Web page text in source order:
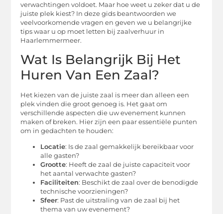
verwachtingen voldoet. Maar hoe weet u zeker dat u de
juiste plek kiest? In deze gids beantwoorden we
veelvoorkomende vragen en geven we u belangrijke
tips waar u op moet letten bij zaalverhuur in
Haarlemmermeer.
Wat Is Belangrijk Bij Het
Huren Van Een Zaal?
Het kiezen van de juiste zaal is meer dan alleen een
plek vinden die groot genoeg is. Het gaat om
verschillende aspecten die uw evenement kunnen
maken of breken. Hier zijn een paar essentiële punten
om in gedachten te houden:
Locatie: Is de zaal gemakkelijk bereikbaar voor
alle gasten?
Grootte: Heeft de zaal de juiste capaciteit voor
het aantal verwachte gasten?
Faciliteiten: Beschikt de zaal over de benodigde
technische voorzieningen?
Sfeer: Past de uitstraling van de zaal bij het
thema van uw evenement?